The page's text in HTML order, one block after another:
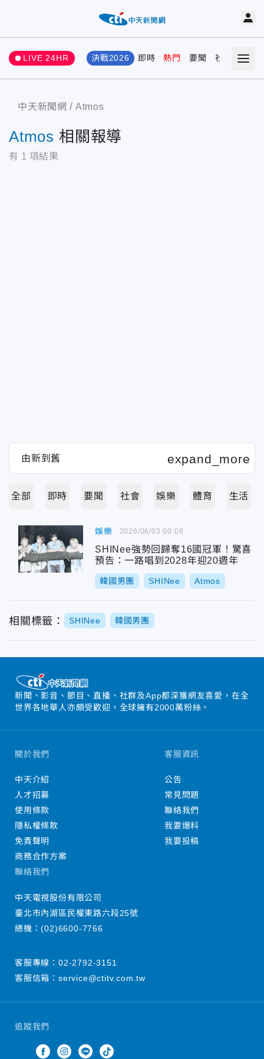
LIVE 24HR 決戰2026 即時 熱門 要聞 社會 娛樂
中天新聞網 Atmos
Atmos 相關報導
有 1 項結果
全部 即時 要聞 社會 娛樂 體育 生活
娛樂
SHINee強勢回歸奪16國冠軍！驚喜
預告：一路唱到2028年迎20週年
韓國男團 SHINee Atmos
2026/06/03 00:08
相關標籤： SHINee 韓國男團
新聞、影音、節目、直播、社群及App都深獲網友喜愛，在全
世界各地華人亦頗受歡迎，全球擁有2000萬粉絲。
追蹤我們
關於我們
中天介紹
人才招募
使用條款
隱私權條款
免責聲明
商務合作方案
客服資訊
公告
常見問題
聯絡我們
我要爆料
我要投稿
聯絡我們
中天電視股份有限公司
臺北市內湖區民權東路六段25號
總機：(02)6600-7766
客服專線： 02-2792-3151
客服信箱： service@ctitv.com.tw